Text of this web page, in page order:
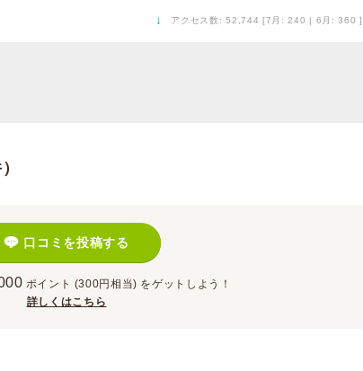
↓ アクセス数: 52,744 [7月: 240 | 6月: 360 ]
口コミを投稿する
ポイント (300円相当) をゲットしよう！
詳しくはこちら